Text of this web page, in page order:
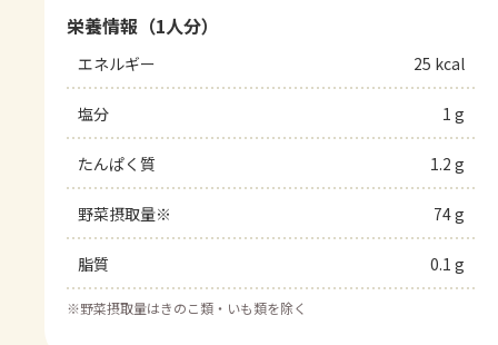
栄養情報（1人分）
エネルギー 25 kcal
塩分 1 g
たんぱく質 1.2 g
野菜摂取量※ 74 g
脂質 0.1 g
※野菜摂取量はきのこ類・いも類を除く